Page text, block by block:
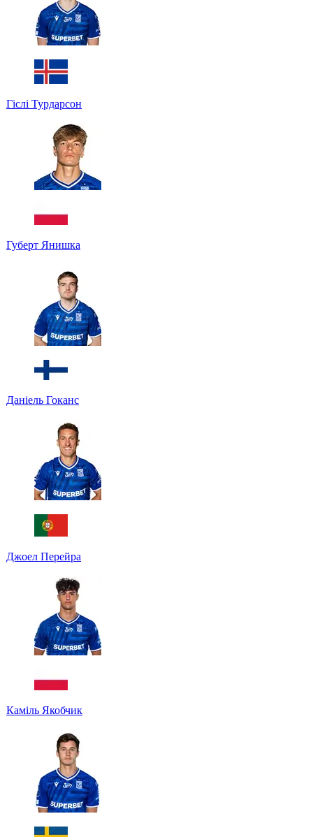
Гіслі Турдарсон
Губерт Янишка
Даніель Гоканс
Джоел Перейра
Каміль Якобчик